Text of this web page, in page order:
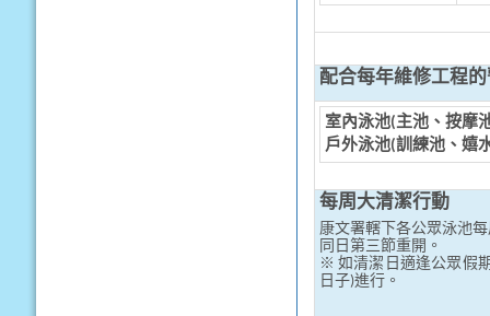
配合每年維修工程
室內泳池(主池、 按摩
戶外泳池(訓練池、嬉
每周大清潔行動
康文署轄下各公眾泳池
同日第三節重開。
※ 如清潔日適逢公眾假
日子)進行。